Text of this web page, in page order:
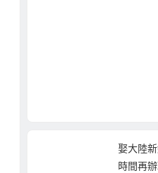
娶大陸
時間再